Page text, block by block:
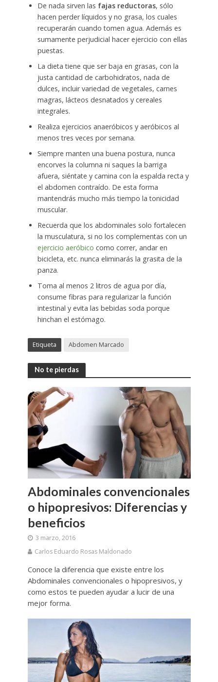
De nada sirven las fajas reductoras, sólo
hacen perder líquidos y no grasa, los cuales
recuperarán cuando tomen agua. Además es
sumamente perjudicial hacer ejercicio con ellas
puestas.
La dieta tiene que ser baja en grasas, con la
justa cantidad de carbohidratos, nada de
dulces, incluir variedad de vegetales, carnes
magras, lácteos desnatados y cereales
integrales.
Realiza ejercicios anaeróbicos y aeróbicos al
menos tres veces por semana.
Siempre manten una buena postura, nunca
encorves la columna ni saques la barriga
afuera, siéntate y camina con la espalda recta y
el abdomen contraído. De esta forma
mantendrás mucho más tiempo la tonicidad
muscular.
Recuerda que los abdominales solo fortalecen
la musculatura, si no los complementas con un
ejercicio aeróbico como correr, andar en
bicicleta, etc. nunca eliminarás la grasita de la
panza.
Toma al menos 2 litros de agua por día,
consume fibras para regularizar la función
intestinal y evita las bebidas soda porque
hinchan el estómago.
Etiqueta Abdomen Marcado
No te pierdas
Abdominales convencionales
o hipopresivos: Diferencias y
beneficios
3 marzo, 2016
Carlos Eduardo Rosas Maldonado
Conoce la diferencia que existe entre los
Abdominales convencionales o hipopresivos, y
como estos te pueden ayudar a lucir de una
mejor forma.